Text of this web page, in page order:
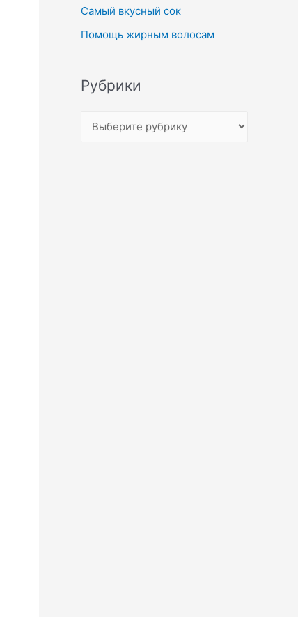
Самый вкусный сок
Помощь жирным волосам
Рубрики